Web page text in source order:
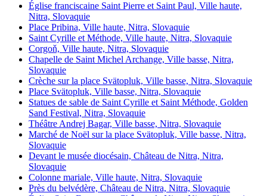
Église franciscaine Saint Pierre et Saint Paul, Ville haute,
Nitra, Slovaquie
Place Pribina, Ville haute, Nitra, Slovaquie
Saint Cyrille et Méthode, Ville haute, Nitra, Slovaquie
Corgoň, Ville haute, Nitra, Slovaquie
Chapelle de Saint Michel Archange, Ville basse, Nitra,
Slovaquie
Crèche sur la place Svätopluk, Ville basse, Nitra, Slovaquie
Place Svätopluk, Ville basse, Nitra, Slovaquie
Statues de sable de Saint Cyrille et Saint Méthode, Golden
Sand Festival, Nitra, Slovaquie
Théâtre Andrej Bagar, Ville basse, Nitra, Slovaquie
Marché de Noël sur la place Svätopluk, Ville basse, Nitra,
Slovaquie
Devant le musée diocésain, Château de Nitra, Nitra,
Slovaquie
Colonne mariale, Ville haute, Nitra, Slovaquie
Près du belvédère, Château de Nitra, Nitra, Slovaquie